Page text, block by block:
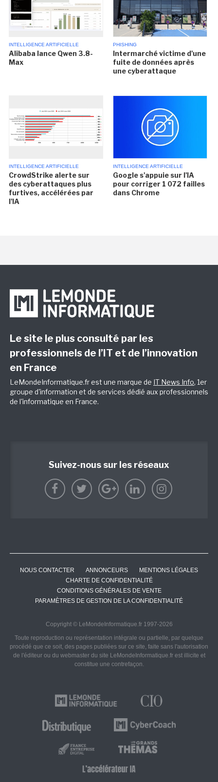
INTELLIGENCE ARTIFICIELLE
Alibaba lance Qwen 3.8-
Max
PHISHING
Intermarché victime d'une
fuite de données après
une cyberattaque
INTELLIGENCE ARTIFICIELLE
CrowdStrike alerte sur
des cyberattaques plus
furtives, accélérées par
l'IA
INTELLIGENCE ARTIFICIELLE
Google s'appuie sur l'IA
pour corriger 1 072 failles
dans Chrome
Le site le plus consulté par les
professionnels de l’IT et de l’innovation
en France
LeMondeInformatique.fr est une marque de IT News Info, 1er
groupe d'information et de services dédié aux professionnels
de l'informatique en France.
Suivez-nous sur les réseaux
NOUS CONTACTER ANNONCEURS
MENTIONS LÉGALES
CHARTE DE CONFIDENTIALITÉ
CONDITIONS GÉNÉRALES DE VENTE
PARAMÈTRES DE GESTION DE LA CONFIDENTIALITÉ
Copyright © LeMondeInformatique.fr 1997-2026
Toute reproduction ou représentation intégrale ou partielle, par quelque
procédé que ce soit, des pages publiées sur ce site, faite sans l'autorisation
de l'éditeur ou du webmaster du site LeMondeInformatique.fr est illicite et
constitue une contrefaçon.